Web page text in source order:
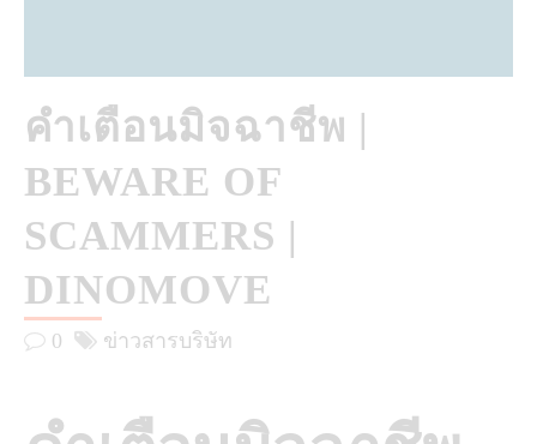
คำเตือนมิจฉาชีพ |
BEWARE OF
SCAMMERS |
DINOMOVE
0 ข่าวสารบริษัท